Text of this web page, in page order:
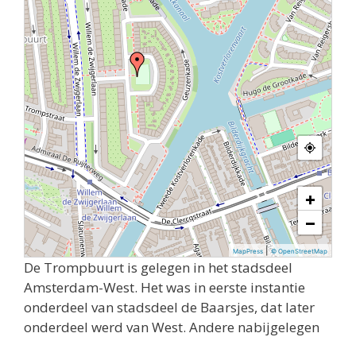
+
−
MapPress |© OpenStreetMap
De Trompbuurt is gelegen in het stadsdeel
Amsterdam-West. Het was in eerste instantie
onderdeel van stadsdeel de Baarsjes, dat later
onderdeel werd van West. Andere nabijgelegen